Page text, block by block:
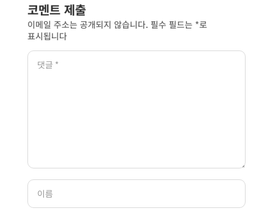
코멘트 제출
이메일 주소는 공개되지 않습니다. 필수 필드는 *로
표시됩니다